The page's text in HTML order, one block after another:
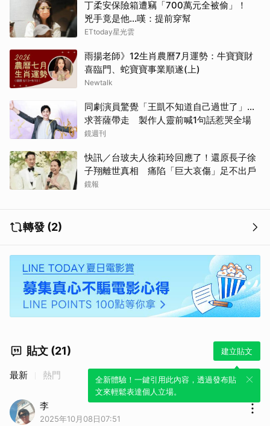
丁柔安保險箱遭竊「700萬元全被偷」！
兇手竟是他...嘆：提前穿幫
ETtoday星光雲
雨揚老師》12生肖農曆7月運勢：牛寶寶財
喜臨門、蛇寶寶事業順遂(上)
Newtalk
同劇演員驚覺「王凱不知道自己過世了」...
求菩薩帶走 製作人靈前喊1句話惹哭全場
鏡週刊
快訊／台玻夫人徐莉玲回應了！還原長子徐
子翔離世真相 痛陷「巨大哀傷」足不出戶
鏡報
轉發 (2)
貼文 (21) 建立貼文
全新體驗！一鍵引用此內容，透過發布貼
文來輕鬆表達個人立場。
最新 熱門
李
2025年10月08日07:51